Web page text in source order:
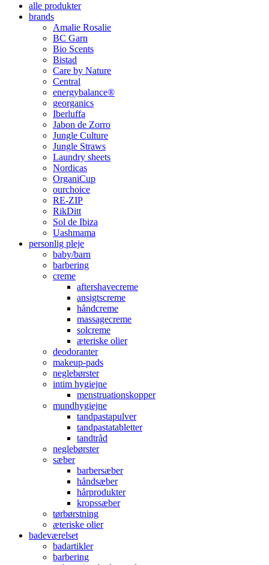
alle produkter
brands
Amalie Rosalie
BC Garn
Bio Scents
Bistad
Care by Nature
Central
energybalance®
georganics
Iberluffa
Jabon de Zorro
Jungle Culture
Jungle Straws
Laundry sheets
Nordicas
OrganiCup
ourchoice
RE-ZIP
RikDitt
Sol de Ibiza
Uashmama
personlig pleje
baby/barn
barbering
creme
aftershavecreme
ansigtscreme
håndcreme
massagecreme
solcreme
æteriske olier
deodoranter
makeup-pads
neglebørster
intim hygiejne
menstruationskopper
mundhygiejne
tandpastapulver
tandpastatabletter
tandtråd
neglebørster
sæber
barbersæber
håndsæber
hårprodukter
kropssæber
tørbørstning
æteriske olier
badeværelset
badartikler
barbering